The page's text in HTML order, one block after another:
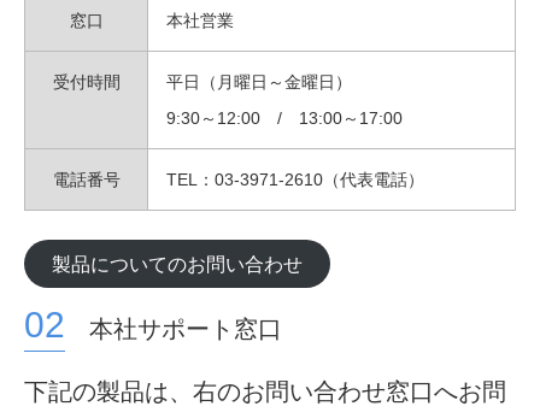
窓口 本社営業
受付時間
平日（月曜日～金曜日）
9:30～12:00 / 13:00～17:00
電話番号 TEL：03-3971-2610（代表電話）
製品についてのお問い合わせ
本社サポート窓口
下記の製品は、右のお問い合わせ窓口へお問